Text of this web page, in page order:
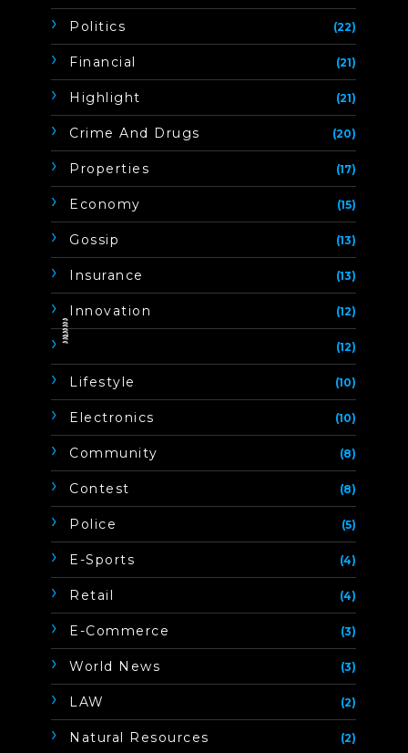
Politics (22)
Financial (21)
Highlight (21)
Crime And Drugs (20)
Properties (17)
Economy (15)
Gossip (13)
Insurance (13)
Innovation (12)
(12)
Lifestyle (10)
Electronics (10)
Community (8)
Contest (8)
Police (5)
E-Sports (4)
Retail (4)
E-Commerce (3)
World News (3)
LAW (2)
Natural Resources (2)